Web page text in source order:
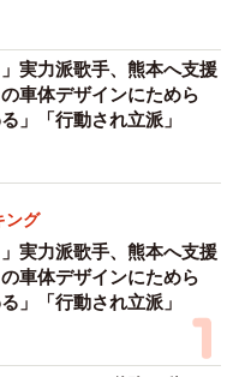
ソニック調べ）
影響」については、
化）」（55.5％）が半
妥協しなければいけな
」実力派歌手、熊本へ支援
車体デザインにためら
」「行動され立派」
ング
」実力派歌手、熊本へ支援
車体デザインにためら
」「行動され立派」